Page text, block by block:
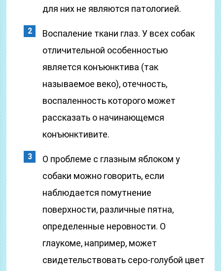
для них не являются патологией.
Воспаление ткани глаз. У всех собак
отличительной особенностью
является конъюнктива (так
называемое веко), отечность,
воспаленность которого может
рассказать о начинающемся
конъюнктивите.
О проблеме с глазным яблоком у
собаки можно говорить, если
наблюдается помутнение
поверхности, различные пятна,
определенные неровности. О
глаукоме, например, может
свидетельствовать серо-голубой цвет